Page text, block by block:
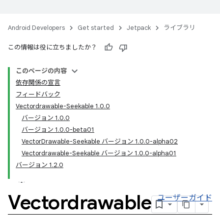
Android Developers Get started Jetpack ライブラリ
この情報は役に立ちましたか？
このページの内容
依存関係の宣言
フィードバック
Vectordrawable-Seekable 1.0.0
バージョン 1.0.0
バージョン 1.0.0-beta01
VectorDrawable-Seekable バージョン 1.0.0-alpha02
Vectordrawable-Seekable バージョン 1.0.0-alpha01
バージョン 1.2.0
Vectordrawable ユーザーガイド